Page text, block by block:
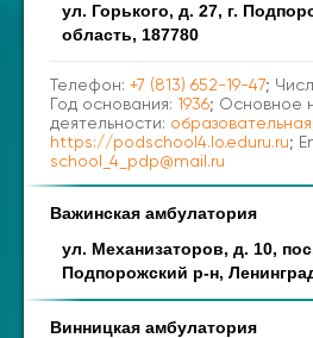
ул. Горького, д. 27, г.
область, 187780
Телефон: +7 (813) 652-19-47;
Год основания: 1936; Основное
деятельности: образовательная
https://podschool4.lo.eduru.ru;
school_4_pdp@mail.ru
Важинская амбулатория
ул. Механизаторов, д. 10,
Подпорожский р-н,
Винницкая амбулатория